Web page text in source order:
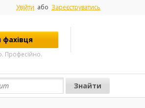
Увійти або Зареєструватись
фахівця
Професійно.